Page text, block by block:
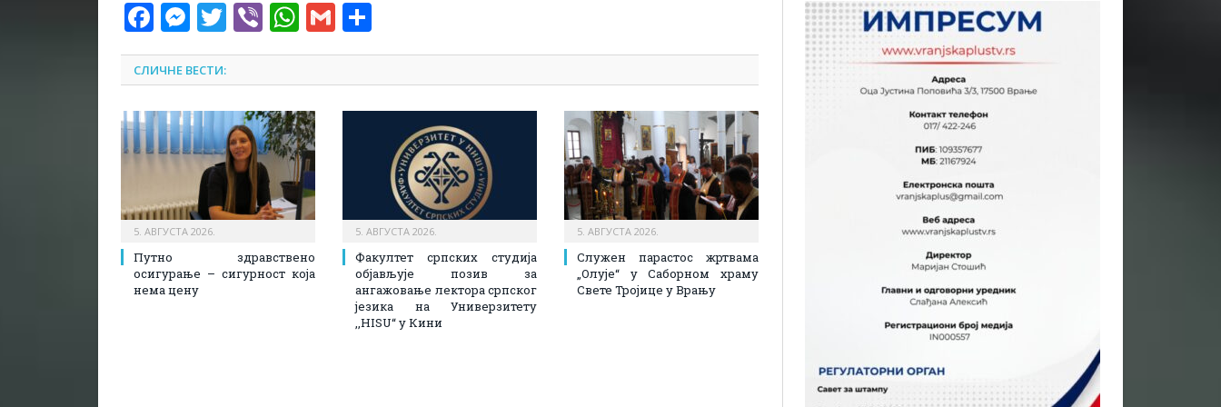
Facebook
Messenger
Twitter
ViberWhatsApp
Gmail
СЛИЧНЕ ВЕСТИ:
5. АВГУСТА 2026.
Путно здравствено
осигурање – сигурност која
нема цену
5. АВГУСТА 2026.
Факултет српских студија
објављује позив за
ангажовање лектора српског
језика на Универзитету
,,HISU“ у Кини
5. АВГУСТА 2026.
Служен парастос жртвама
„Олује“ у Саборном храму
Свете Тројице у Врању